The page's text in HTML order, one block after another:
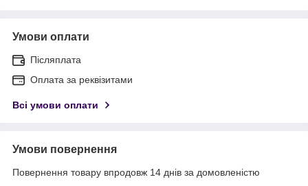
Умови оплати
Післяплата
Оплата за реквізитами
Всі умови оплати
Умови повернення
Повернення товару впродовж 14 днів за домовленістю